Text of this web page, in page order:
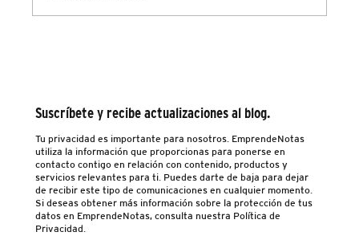
Suscríbete y recibe actualizaciones al blog.
Tu privacidad es importante para nosotros. EmprendeNotas
utiliza la información que proporcionas para ponerse en
contacto contigo en relación con contenido, productos y
servicios relevantes para ti. Puedes darte de baja para dejar
de recibir este tipo de comunicaciones en cualquier momento.
Si deseas obtener más información sobre la protección de tus
datos en EmprendeNotas, consulta nuestra Política de
Privacidad.